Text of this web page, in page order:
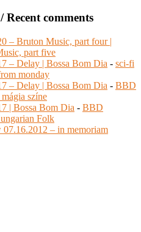
Recent comments
– Bruton Music, part four |
part five
– Delay | Bossa Bom Dia - sci-fi
monday
– Delay | Bossa Bom Dia - BBD
színe
| Bossa Bom Dia - BBD
Folk
– in memoriam